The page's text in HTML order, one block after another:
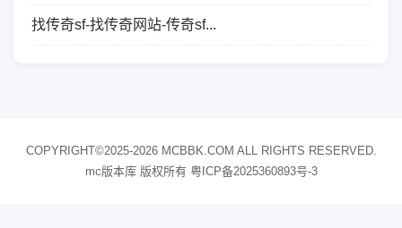
找传奇sf-找传奇网站-传奇sf...
COPYRIGHT©2025-2026 MCBBK.COM ALL RIGHTS RESERVED.
mc版本库 版权所有 粤ICP备2025360893号-3